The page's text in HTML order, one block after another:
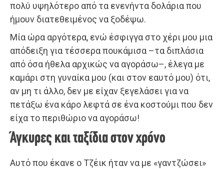
πολύ υψηλότερο από τα ενενήντα δολάρια που
ήμουν διατεθειμένος να ξοδέψω.
Μία ώρα αργότερα, ενώ έσφιγγα στο χέρι μου μια
απόδειξη για τέσσερα πουκάμισα –τα διπλάσια
από όσα ήθελα αρχικώς να αγοράσω–, έλεγα με
καμάρι στη γυναίκα μου (και στον εαυτό μου) ότι,
αν μη τι άλλο, δεν με είχαν ξεγελάσει για να
πετάξω ένα κάρο λεφτά σε ένα κοστούμι που δεν
είχα το περιθώριο να αγοράσω!
Άγκυρες και ταξίδια στον χρόνο
Αυτό που έκανε ο Τζέικ ήταν να με «γαντζώσει»